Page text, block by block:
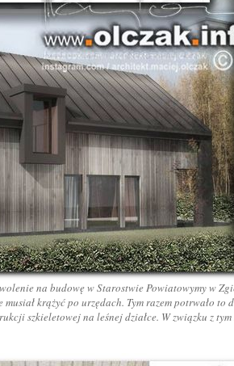
na budowę w Starostwie Powiatowymy w
krążyć po urzędach. Tym razem potrwało
szkieletowej na leśnej działce. W związku z